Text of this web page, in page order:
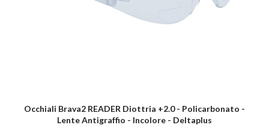
Occhiali Brava2 READER Diottria +2.0 - Policarbonato -
Lente Antigraffio - Incolore - Deltaplus